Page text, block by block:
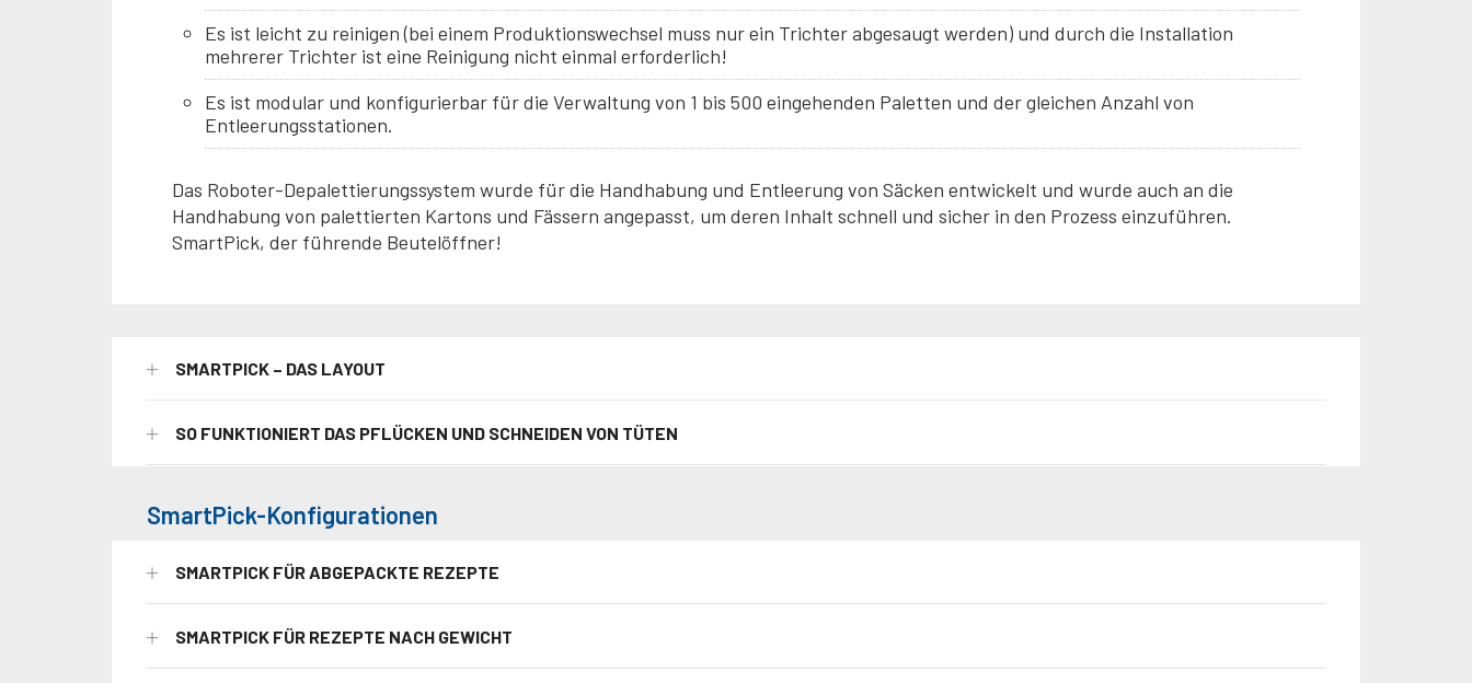
Es ist leicht zu reinigen (bei einem Produktionswechsel muss nur ein Trichter abgesaugt werden) und durch die Installation
mehrerer Trichter ist eine Reinigung nicht einmal erforderlich!
Es ist modular und konfigurierbar für die Verwaltung von 1 bis 500 eingehenden Paletten und der gleichen Anzahl von
Entleerungsstationen.
Das Roboter-Depalettierungssystem wurde für die Handhabung und Entleerung von Säcken entwickelt und wurde auch an die
Handhabung von palettierten Kartons und Fässern angepasst, um deren Inhalt schnell und sicher in den Prozess einzuführen.
SmartPick, der führende Beutelöffner!
SMARTPICK – DAS LAYOUT
SO FUNKTIONIERT DAS PFLÜCKEN UND SCHNEIDEN VON TÜTEN
SmartPick-Konfigurationen
SMARTPICK FÜR ABGEPACKTE REZEPTE
SMARTPICK FÜR REZEPTE NACH GEWICHT